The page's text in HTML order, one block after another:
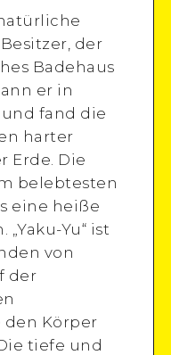
der
Badehaus
er in
fand die
harter
Erde. Die
belebtesten
eine heiße
Yu“ ist
von
der
den Körper
tiefe und